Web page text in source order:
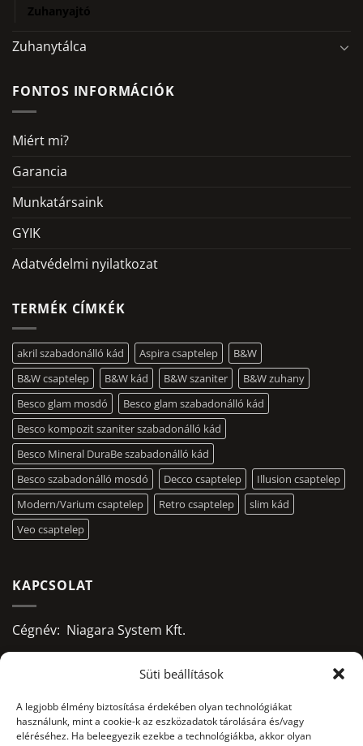
Süti beállítások
A legjobb élmény biztosítása érdekében olyan technológiákat
használunk, mint a cookie-k az eszközadatok tárolására és/vagy
eléréséhez. Ha beleegyezik ezekbe a technológiákba, akkor olyan
Zuhanyajtó
Zuhanytálca
FONTOS INFORMÁCIÓK
Miért mi?
Garancia
Munkatársaink
GYIK
Adatvédelmi nyilatkozat
TERMÉK CÍMKÉK
akril szabadonálló kád Aspira csaptelep
B&W
B&W csaptelep
B&W kád B&W szaniter
B&W zuhany
Besco glam mosdó
Besco glam szabadonálló kád
Besco kompozit szaniter szabadonálló kád
Besco Mineral DuraBe szabadonálló kád
Besco szabadonálló mosdó
Decco csaptelep
Illusion csaptelep
Modern/Varium csaptelep
Retro csaptelep
slim kád
Veo csaptelep
KAPCSOLAT
Cégnév: Niagara System Kft.
Adószám: 13156668-2-09
Bankszámlaszám:
10403428-50526956-71541002